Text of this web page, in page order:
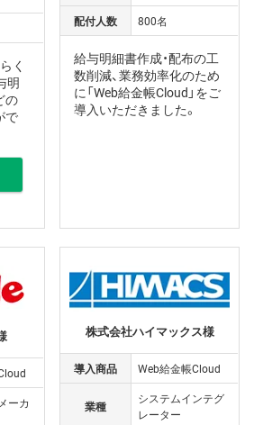
く
明
の
で
配付人数
800名
給与明細書作成・配布の工
数削減、業務効率化のため
に「Web給金帳Cloud」をご
導入いただきました。
ーカ
株式会社ハイマックス様
導入商品 Web給金帳Cloud
業種
システムインテグ
レーター